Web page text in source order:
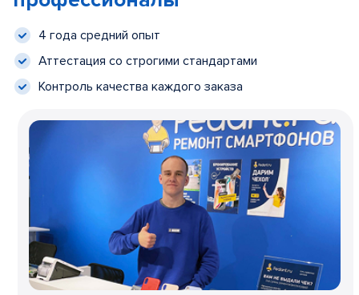
4 года средний опыт
Аттестация со строгими стандартами
Контроль качества каждого заказа